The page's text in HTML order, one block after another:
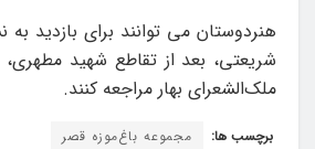
هنردوستان می توانند برای بازدید به
شریعتی، بعد از تقاطع شهید مطهری،
ملک‌الشعرای بهار مراجعه کنند.
برچسب ها: مجموعه باغ‌موزه قصر